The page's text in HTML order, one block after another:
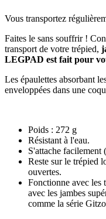
Vous transportez
Faites le sans souffrir !
transport de votre trépied,
LEGPAD est fait pour
Les épaulettes absorbant
enveloppées dans une
Poids : 272 g
Résistant à l'eau.
S'attache facilement
Reste sur le trépied
ouvertes.
Fonctionne avec les
avec les jambes
comme la série